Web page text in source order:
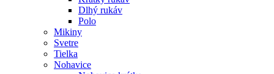
Dlhý rukáv
Polo
Mikiny
Svetre
Tielka
Nohavice